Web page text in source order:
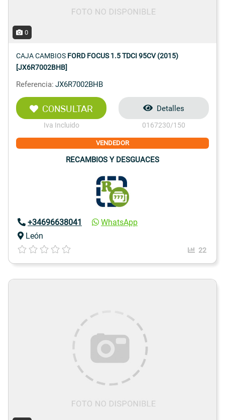
0
CAJA CAMBIOS FORD FOCUS 1.5 TDCI 95CV (2015)
[JX6R7002BHB]
Referencia: JX6R7002BHB
CONSULTAR
Iva Incluido
Detalles
0167230/150
VENDEDOR
RECAMBIOS Y DESGUACES
+34696638041
WhatsApp
León
22